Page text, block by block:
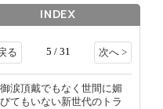
INDEX
る 5 / 31 次へ >
御涙頂戴でもなく世間に媚
びてもいない新世代のトラ